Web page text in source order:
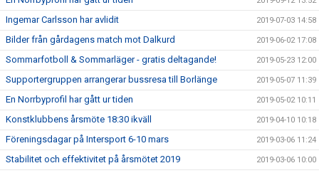
Ingemar Carlsson har avlidit 2019-07-03 14:58
Bilder från gårdagens match mot Dalkurd 2019-06-02 17:08
Sommarfotboll & Sommarläger - gratis deltagande! 2019-05-23 12:00
Supportergruppen arrangerar bussresa till Borlänge 2019-05-07 11:39
En Norrbyprofil har gått ur tiden 2019-05-02 10:11
Konstklubbens årsmöte 18:30 ikväll 2019-04-10 10:18
Föreningsdagar på Intersport 6-10 mars 2019-03-06 11:24
Stabilitet och effektivitet på årsmötet 2019 2019-03-06 10:00